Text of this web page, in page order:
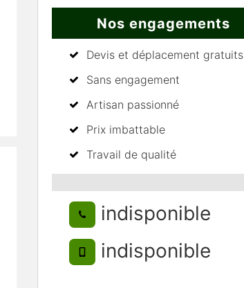
Nos engagements
Devis et déplacement gratuits
Sans engagement
Artisan passionné
Prix imbattable
Travail de qualité
indisponible
indisponible